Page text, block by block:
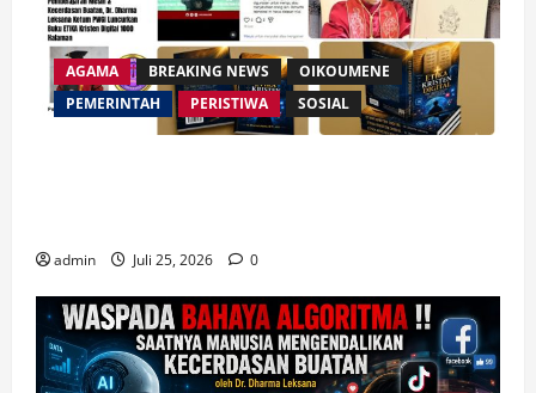
AGAMA BREAKING NEWS
OIKOUMENE
PEMERINTAH
PERISTIWA SOSIAL
admin Juli 25, 2026 0